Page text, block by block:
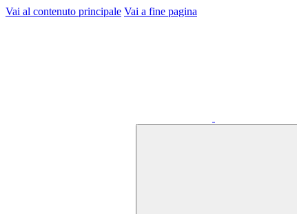
Vai al contenuto principale Vai a fine pagina